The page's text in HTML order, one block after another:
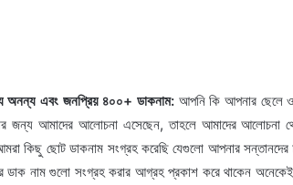
অনন্য এবং জনপ্রিয় ৪০০+ ডাকনাম: আপনি কি আপনার ছেলে
জন্য আমাদের আলোচনা এসেছেন, তাহলে আমাদের
কিছু ছোট ডাকনাম সংগ্রহ করেছি যেগুলো আপনার সন্তানদের
ডাক নাম গুলো সংগ্রহ করার আগ্রহ প্রকাশ করে থাকেন